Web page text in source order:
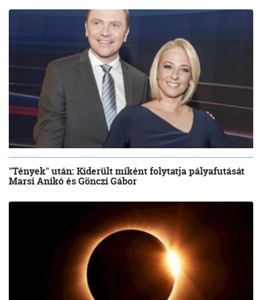
"Tények" után: Kiderült miként folytatja pályafutását
Marsi Anikó és Gönczi Gábor